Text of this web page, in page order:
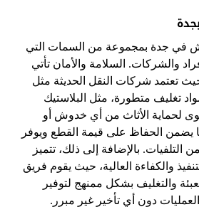
في جدة بمجموعة من السمات التي
والشركات. السلامة والأمان تأتي
تعتمد شركات النقل الحديثة مثل
تغليف متطورة، مثل البلاستيك
لحماية الأثاث من أي خدوش أو
يضمن الحفاظ على قيمة القطع ويوفر
التلفيات. بالإضافة إلى ذلك، تتميز
والكفاءة العالية، حيث يقوم فريق
والتغليف بشكل ممنهج لتوفير
دون أي تأخير غير مبرر.